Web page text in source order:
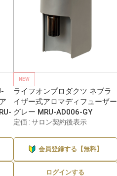
NEW
ライフオンプロダクツ ネブラ
イザー式アロマディフューザー
グレー MRU-AD006-GY
定価 : サロン契約後表示
会員登録する【無料】
ログインする